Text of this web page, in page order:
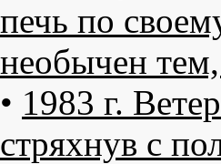
печь по
необычен
• 1983 г.
стряхнув с